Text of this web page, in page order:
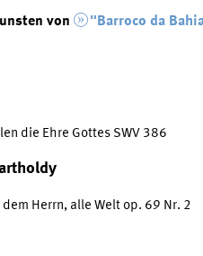
von "Barroco da
die Ehre Gottes SWV 386
Herrn, alle Welt op. 69 Nr. 2